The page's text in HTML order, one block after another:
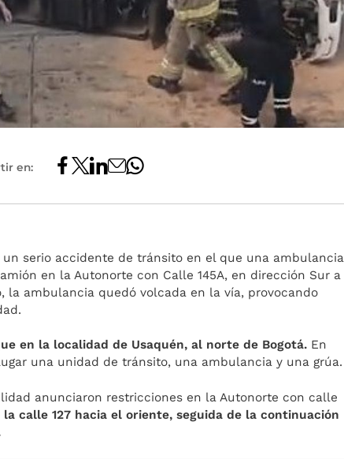
en:
serio accidente de tránsito en el que una ambulancia
en la Autonorte con Calle 145A, en dirección Sur a
la ambulancia quedó volcada en la vía, provocando
en la localidad de Usaquén, al norte de Bogotá. En
una unidad de tránsito, una ambulancia y una grúa.
anunciaron restricciones en la Autonorte con calle
la calle 127 hacia el oriente, seguida de la continuación